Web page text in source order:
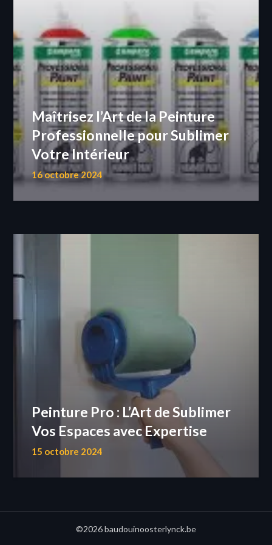
Maîtrisez l’Art de la Peinture
Professionnelle pour Sublimer
Votre Intérieur
16 octobre 2024
Peinture Pro : L’Art de Sublimer
Vos Espaces avec Expertise
15 octobre 2024
©2026 baudouinoosterlynck.be